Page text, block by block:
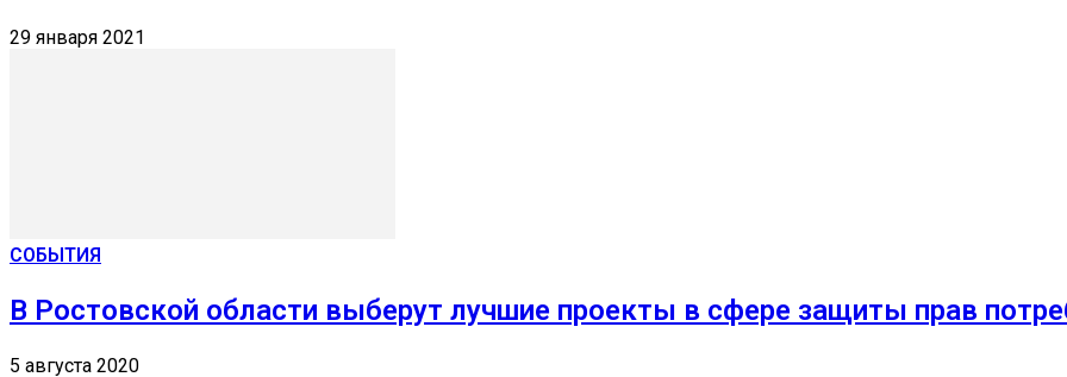
29 января 2021
СОБЫТИЯ
В Ростовской области выберут лучшие проекты в сфере защиты прав
5 августа 2020